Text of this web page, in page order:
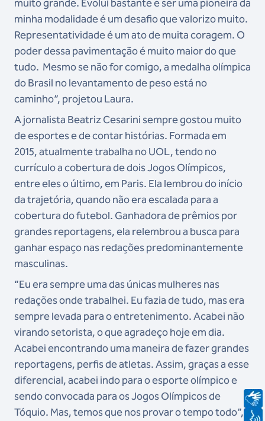
muito grande. Evolui bastante e ser uma pioneira da
minha modalidade é um desafio que valorizo muito.
Representatividade é um ato de muita coragem. O
poder dessa pavimentação é muito maior do que
tudo. Mesmo se não for comigo, a medalha olímpica
do Brasil no levantamento de peso está no
caminho”, projetou Laura.
A jornalista Beatriz Cesarini sempre gostou muito
de esportes e de contar histórias. Formada em
2015, atualmente trabalha no UOL, tendo no
currículo a cobertura de dois Jogos Olímpicos,
entre eles o último, em Paris. Ela lembrou do início
da trajetória, quando não era escalada para a
cobertura do futebol. Ganhadora de prêmios por
grandes reportagens, ela relembrou a busca para
ganhar espaço nas redações predominantemente
masculinas.
“Eu era sempre uma das únicas mulheres nas
redações onde trabalhei. Eu fazia de tudo, mas era
sempre levada para o entretenimento. Acabei não
virando setorista, o que agradeço hoje em dia.
Acabei encontrando uma maneira de fazer grandes
reportagens, perfis de atletas. Assim, graças a esse
diferencial, acabei indo para o esporte olímpico e
sendo convocada para os Jogos Olímpicos de
Tóquio. Mas, temos que nos provar o tempo todo”,